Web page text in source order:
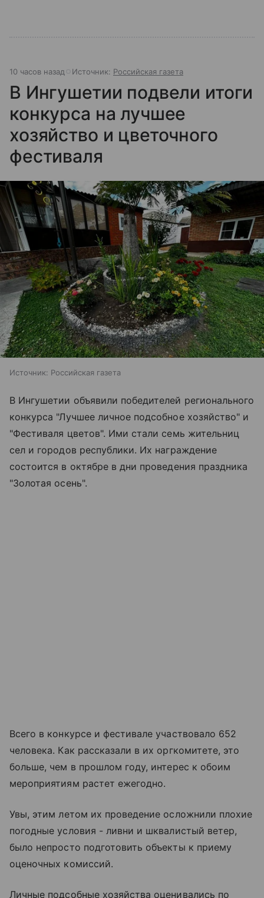
10 часов назад Источник: Российская газета
В Ингушетии подвели итоги
конкурса на лучшее
хозяйство и цветочного
фестиваля
Источник: Российская газета
В Ингушетии объявили победителей регионального
конкурса "Лучшее личное подсобное хозяйство" и
"Фестиваля цветов". Ими стали семь жительниц
сел и городов республики. Их награждение
состоится в октябре в дни проведения праздника
"Золотая осень".
Всего в конкурсе и фестивале участвовало 652
человека. Как рассказали в их оргкомитете, это
больше, чем в прошлом году, интерес к обоим
мероприятиям растет ежегодно.
Увы, этим летом их проведение осложнили плохие
погодные условия - ливни и шквалистый ветер,
было непросто подготовить объекты к приему
оценочных комиссий.
Личные подсобные хозяйства оценивались по